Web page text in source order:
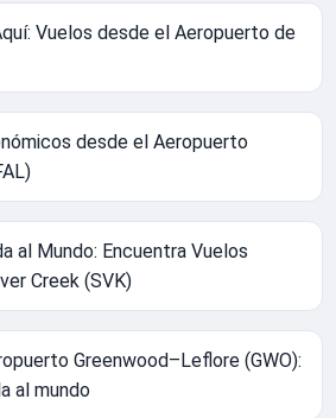
Vuelos desde el Aeropuerto de
desde el Aeropuerto
al Mundo: Encuentra Vuelos
Creek (SVK)
Greenwood–Leflore (GWO):
al mundo